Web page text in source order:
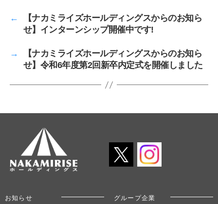
←
【ナカミライズホールディングスからのお知ら
せ】インターンシップ開催中です!
→
【ナカミライズホールディングスからのお知ら
せ】令和6年度第2回新卒内定式を開催しました
お知らせ グループ企業